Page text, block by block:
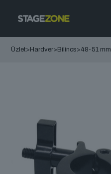
Üzlet> Hardver> Bilincs>48-51 mm